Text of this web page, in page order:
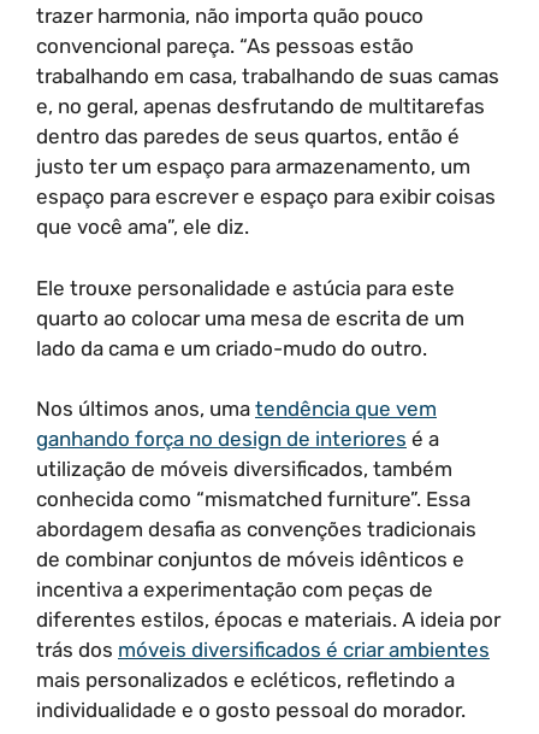
trazer harmonia, não importa quão pouco
convencional pareça. “As pessoas estão
trabalhando em casa, trabalhando de suas camas
e, no geral, apenas desfrutando de multitarefas
dentro das paredes de seus quartos, então é
justo ter um espaço para armazenamento, um
espaço para escrever e espaço para exibir coisas
que você ama”, ele diz.
Ele trouxe personalidade e astúcia para este
quarto ao colocar uma mesa de escrita de um
lado da cama e um criado-mudo do outro.
Nos últimos anos, uma tendência que vem
ganhando força no design de interiores é a
utilização de móveis diversificados, também
conhecida como “mismatched furniture”. Essa
abordagem desafia as convenções tradicionais
de combinar conjuntos de móveis idênticos e
incentiva a experimentação com peças de
diferentes estilos, épocas e materiais. A ideia por
trás dos móveis diversificados é criar ambientes
mais personalizados e ecléticos, refletindo a
individualidade e o gosto pessoal do morador.